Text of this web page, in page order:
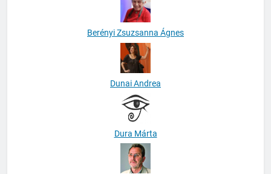
Berényi Zsuzsanna Ágnes
Dunai Andrea
Dura Márta